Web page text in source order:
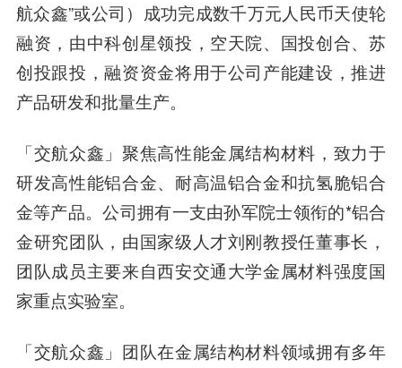
航众鑫”或公司）成功完成数千万元人民币天使轮
融资 ，由中科创星领投，空天院、国投创合、苏
创投跟投，融资资金将用于公司产能建设，推进
产品研发和批量生产。
「交航众鑫」聚焦高性能金属结构材料，致力于
研发高性能铝合金、耐高温铝合金和抗氢脆铝合
金等产品。公司拥有一支由孙军院士领衔的*铝合
金研究团队，由国家级人才刘刚教授任董事长，
团队成员主要来自西安交通大学金属材料强度国
家重点实验室。
「交航众鑫」团队在金属结构材料领域拥有多年